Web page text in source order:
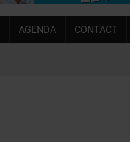
AGENDA CONTACT